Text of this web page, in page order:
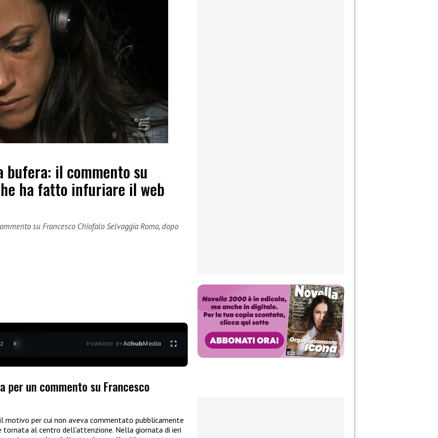
bufera: il commento su
ha fatto infuriare il web
su Francesco Chiofalo Selvaggia Roma, dopo
2 POWERED BYAdhubMedia
per un commento su Francesco
motivo per cui non aveva commentato pubblicamente
tornata al centro dell’attenzione. Nella giornata di ieri